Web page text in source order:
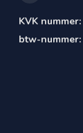
KVK nummer:
btw-nummer: